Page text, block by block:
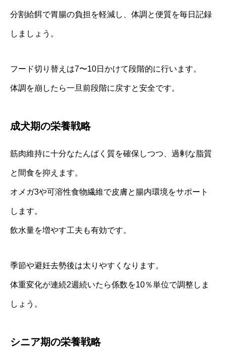
分割給餌で胃腸の負担を軽減し、体調と便質を毎日記録
しましょう。
フード切り替えは7〜10日かけて段階的に行います。
体調を崩したら一旦前段階に戻すと安全です。
成犬期の栄養戦略
筋肉維持に十分なたんぱく質を確保しつつ、過剰な脂質
と間食を抑えます。
オメガ3や可溶性食物繊維で皮膚と腸内環境をサポート
します。
飲水量を増やす工夫も有効です。
季節や避妊去勢後は太りやすくなります。
体重変化が連続2週続いたら係数を10％単位で調整しま
しょう。
シニア期の栄養戦略